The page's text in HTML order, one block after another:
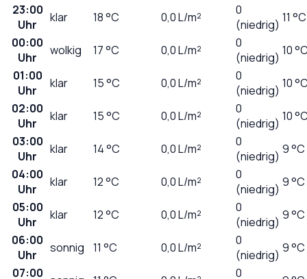
23:00
Uhr
klar 18°C 0,0L/m²
0
(niedrig) 11 °C
00:00
Uhr
wolkig 17°C 0,0L/m²
0
(niedrig) 10
01:00
Uhr
klar 15°C 0,0L/m²
0
(niedrig) 10
02:00
Uhr
klar 15°C 0,0L/m²
0
(niedrig) 10
03:00
Uhr
klar 14°C 0,0L/m²
0
(niedrig) 9 °C
04:00
Uhr
klar 12°C 0,0L/m²
0
(niedrig) 9 °C
05:00
Uhr
klar 12°C 0,0L/m²
0
(niedrig) 9 °C
06:00
Uhr
sonnig 11 °C 0,0L/m²
0
(niedrig) 9 °C
07:00
0